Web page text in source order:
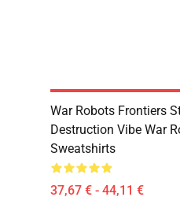
War Robots Frontiers
Destruction Vibe War
Sweatshirts
37,67 € - 44,11 €